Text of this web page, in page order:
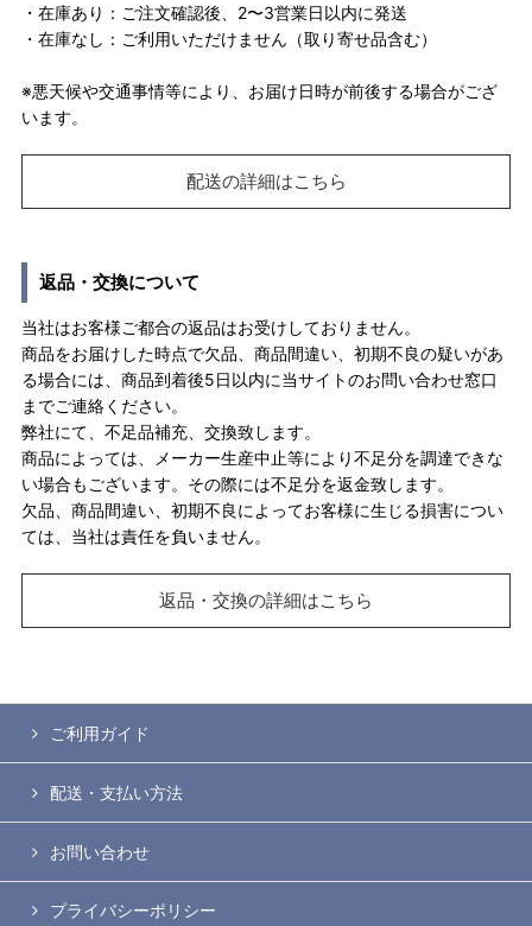
・在庫あり：ご注文確認後、2〜3営業日以内に発送
・在庫なし：ご利用いただけません（取り寄せ品含む）
※悪天候や交通事情等により、お届け日時が前後する場合がござ
います。
配送の詳細はこちら
返品・交換について
当社はお客様ご都合の返品はお受けしておりません。
商品をお届けした時点で欠品、商品間違い、初期不良の疑いがあ
る場合には、商品到着後5日以内に当サイトのお問い合わせ窓口
までご連絡ください。
弊社にて、不足品補充、交換致します。
商品によっては、メーカー生産中止等により不足分を調達できな
い場合もございます。その際には不足分を返金致します。
欠品、商品間違い、初期不良によってお客様に生じる損害につい
ては、当社は責任を負いません。
返品・交換の詳細はこちら
ご利用ガイド
配送・支払い方法
お問い合わせ
プライバシーポリシー